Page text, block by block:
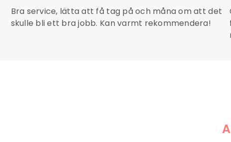
Bra service, lätta att få tag på och måna om att det
skulle bli ett bra jobb. Kan varmt rekommendera!